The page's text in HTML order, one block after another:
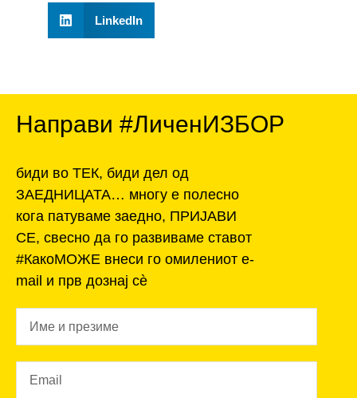
LinkedIn
Направи #ЛиченИЗБОР
биди во ТЕК, биди дел од
ЗАЕДНИЦАТА… многу е полесно
кога патуваме заедно, ПРИЈАВИ
СЕ, свесно да го развиваме ставот
#КакоМОЖЕ внеси го омилениот e-
mail и прв дознај сѐ